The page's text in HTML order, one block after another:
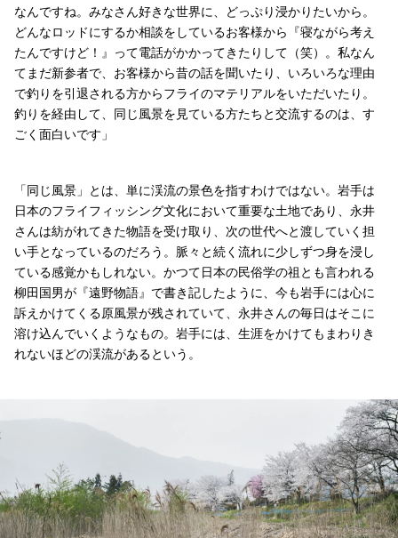
なんですね。みなさん好きな世界に、どっぷり浸かりたいから。
どんなロッドにするか相談をしているお客様から『寝ながら考え
たんですけど！』って電話がかかってきたりして（笑）。私なん
てまだ新参者で、お客様から昔の話を聞いたり、いろいろな理由
で釣りを引退される方からフライのマテリアルをいただいたり。
釣りを経由して、同じ風景を見ている方たちと交流するのは、す
ごく面白いです」
「同じ風景」とは、単に渓流の景色を指すわけではない。岩手は
日本のフライフィッシング文化において重要な土地であり、永井
さんは紡がれてきた物語を受け取り、次の世代へと渡していく担
い手となっているのだろう。脈々と続く流れに少しずつ身を浸し
ている感覚かもしれない。かつて日本の民俗学の祖とも言われる
柳田国男が『遠野物語』で書き記したように、今も岩手には心に
訴えかけてくる原風景が残されていて、永井さんの毎日はそこに
溶け込んでいくようなもの。岩手には、生涯をかけてもまわりき
れないほどの渓流があるという。